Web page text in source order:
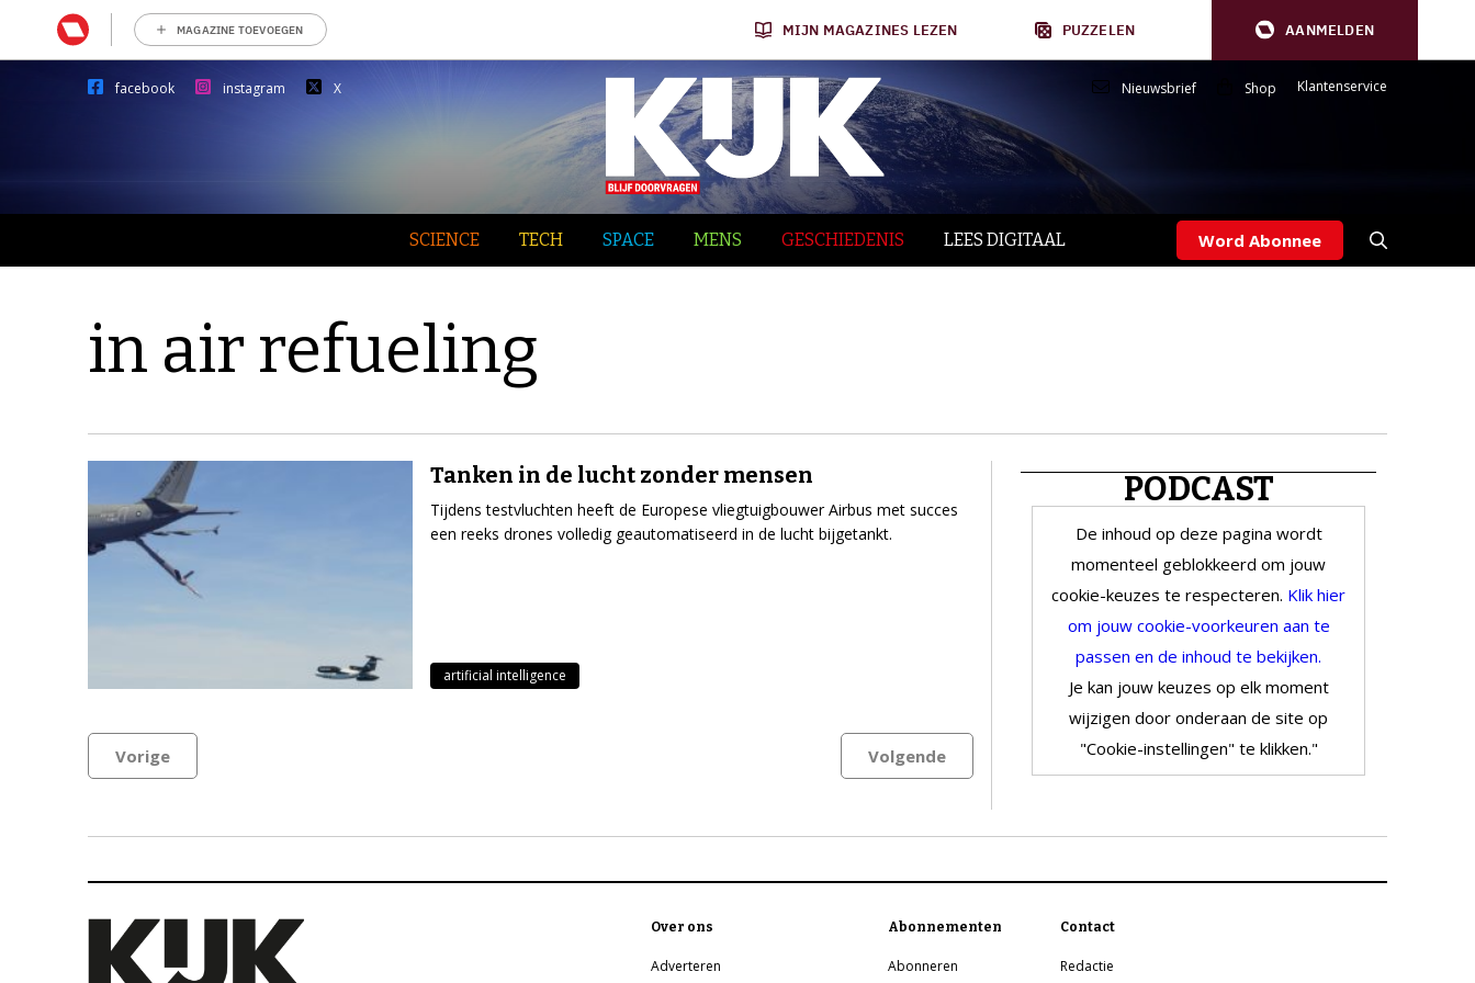
MAGAZINE TOEVOEGEN MIJN MAGAZINES LEZEN PUZZELEN AANMELDEN
facebook instagram X Nieuwsbrief Shop Klantenservice
SCIENCE TECH SPACE MENS GESCHIEDENIS LEES DIGITAAL Word Abonnee
in air refueling
Tanken in de lucht zonder mensen
Tijdens testvluchten heeft de Europese vliegtuigbouwer Airbus met succes
een reeks drones volledig geautomatiseerd in de lucht bijgetankt.
artificial intelligence
Vorige Volgende
PODCAST
De inhoud op deze pagina wordt
momenteel geblokkeerd om jouw
cookie-keuzes te respecteren. Klik hier
om jouw cookie-voorkeuren aan te
passen en de inhoud te bekijken.
Je kan jouw keuzes op elk moment
wijzigen door onderaan de site op
"Cookie-instellingen" te klikken."
Over ons
Adverteren
Abonnementen
Abonneren
Contact
Redactie